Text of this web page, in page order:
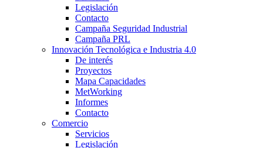
Legislación
Contacto
Campaña Seguridad Industrial
Campaña PRL
Innovación Tecnológica e Industria 4.0
De interés
Proyectos
Mapa Capacidades
MetWorking
Informes
Contacto
Comercio
Servicios
Legislación